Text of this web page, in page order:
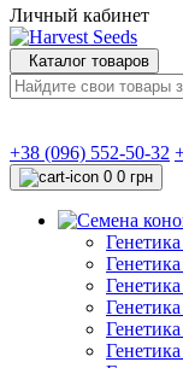
Личный кабинет
Каталог товаров
+38 (096) 552-50-32
0 0 грн